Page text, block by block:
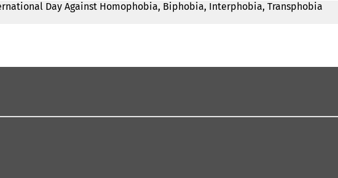
Day Against Homophobia, Biphobia, Interphobia, Transphobia